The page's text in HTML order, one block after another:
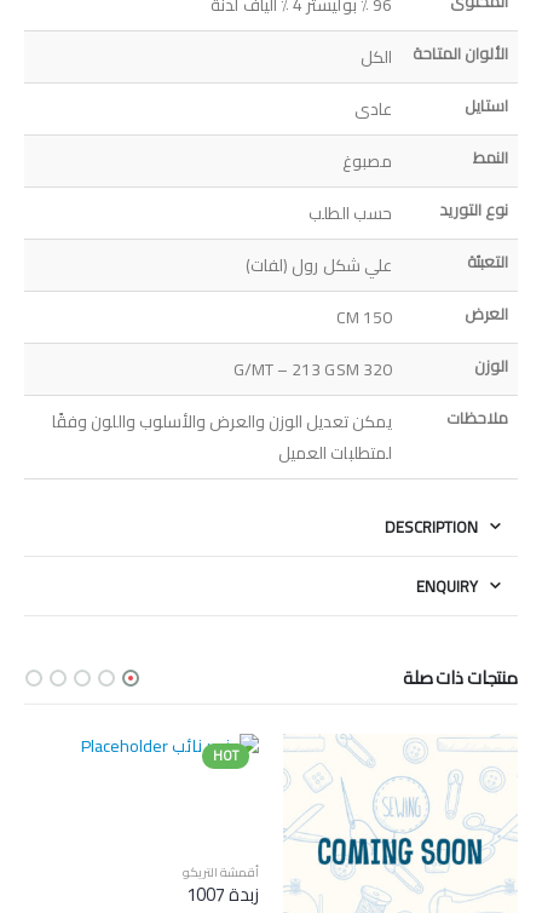
الألوان المتاحة الكل
استايل عادى
النمط مصبوغ
نوع التوريد حسب الطلب
التعبئة علي شكل رول (لفات)
العرض 150 CM
الوزن 320 G/MT – 213 GSM
ملاحظات
يمكن تعديل الوزن والعرض والأسلوب واللون وفقًا
لمتطلبات العميل
DESCRIPTION
ENQUIRY
منتجات ذات صلة
HOT
أقمشة التريكو
زبدة 1007